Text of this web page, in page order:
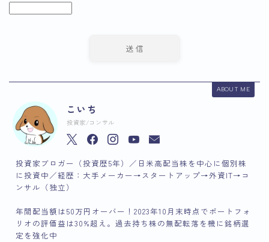
ABOUT ME
こいち
投資家/コンサル
投資家ブロガー（投資歴5年）／日米高配当株を中心に個別株
に投資中／経歴：大手メーカー→スタートアップ→外資IT→コ
ンサル（独立）
年間配当額は50万円オーバー！2023年10月末時点でポートフォ
リオの評価益は30%超え。過去持ち株の無配転落を機に銘柄選
定を強化中